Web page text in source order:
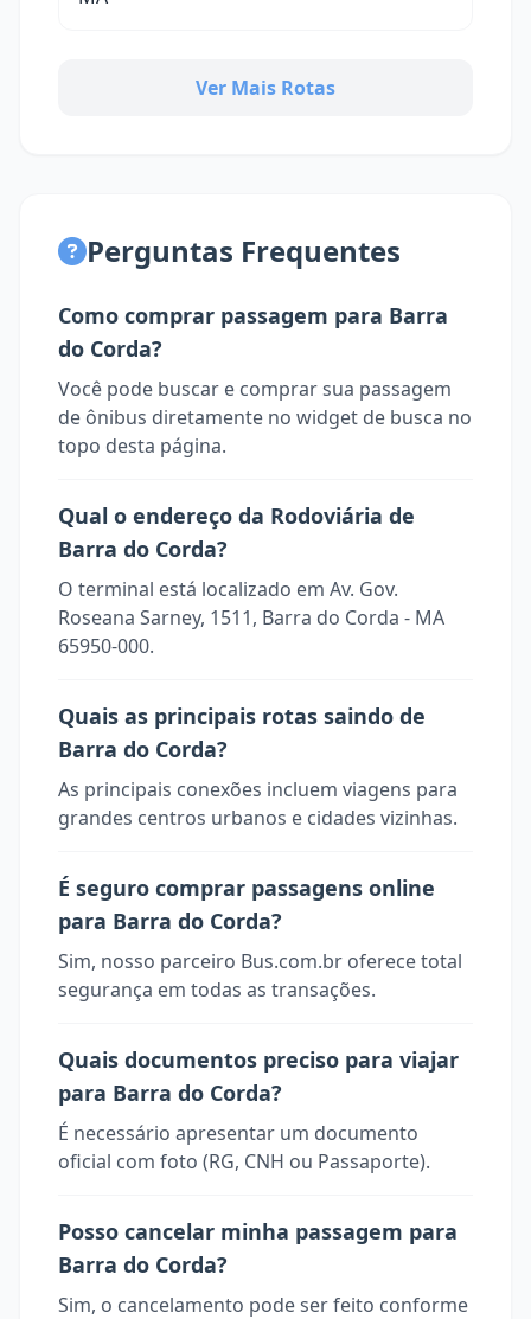
Ver Mais Rotas
Perguntas Frequentes
Como comprar passagem para Barra
do Corda?
Você pode buscar e comprar sua passagem
de ônibus diretamente no widget de busca no
topo desta página.
Qual o endereço da Rodoviária de
Barra do Corda?
O terminal está localizado em Av. Gov.
Roseana Sarney, 1511, Barra do Corda - MA
65950-000.
Quais as principais rotas saindo de
Barra do Corda?
As principais conexões incluem viagens para
grandes centros urbanos e cidades vizinhas.
É seguro comprar passagens online
para Barra do Corda?
Sim, nosso parceiro Bus.com.br oferece total
segurança em todas as transações.
Quais documentos preciso para viajar
para Barra do Corda?
É necessário apresentar um documento
oficial com foto (RG, CNH ou Passaporte).
Posso cancelar minha passagem para
Barra do Corda?
Sim, o cancelamento pode ser feito conforme